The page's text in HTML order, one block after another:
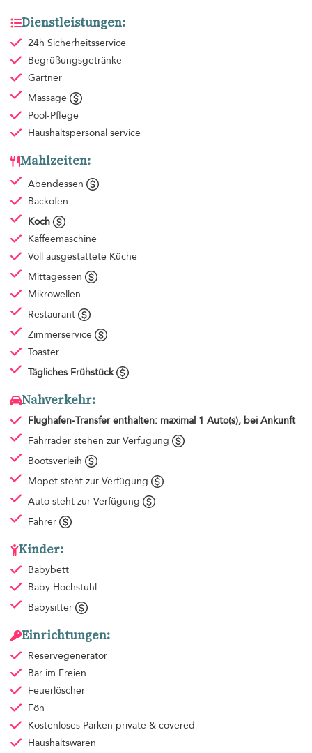
Dienstleistungen:
24h Sicherheitsservice
Begrüßungsgetränke
Gärtner
Massage
Pool-Pflege
Haushaltspersonal service
Mahlzeiten:
Abendessen
Backofen
Koch
Kaffeemaschine
Voll ausgestattete Küche
Mittagessen
Mikrowellen
Restaurant
Zimmerservice
Toaster
Tägliches Frühstück
Nahverkehr:
Flughafen-Transfer enthalten: maximal 1 Auto(s), bei Ankunft
Fahrräder stehen zur Verfügung
Bootsverleih
Mopet steht zur Verfügung
Auto steht zur Verfügung
Fahrer
Kinder:
Babybett
Baby Hochstuhl
Babysitter
Einrichtungen:
Reservegenerator
Bar im Freien
Feuerlöscher
Fön
Kostenloses Parken private & covered
Haushaltswaren